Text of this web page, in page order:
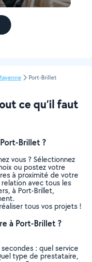
Port-Brillet
ce qu’il faut
Brillet ?
vous ? Sélectionnez
ou postez votre
à proximité de votre
avec tous les
à Port-Brillet,
tous vos projets !
à Port-Brillet ?
: quel service
type de prestataire,